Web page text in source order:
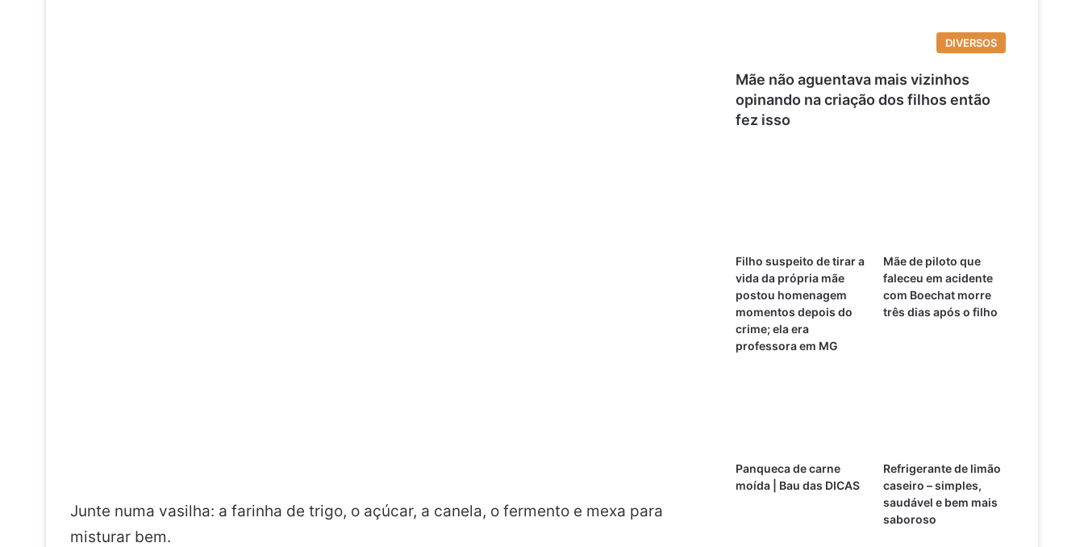
Junte numa vasilha: a farinha de trigo, o açúcar, a canela, o fermento e mexa para
misturar bem.
DIVERSOS
Mãe não aguentava mais vizinhos
opinando na criação dos filhos então
fez isso
Filho suspeito de tirar a
vida da própria mãe
postou homenagem
momentos depois do
crime; ela era
professora em MG
Mãe de piloto que
faleceu em acidente
com Boechat morre
três dias após o filho
Panqueca de carne
moída | Bau das DICAS
Refrigerante de limão
caseiro – simples,
saudável e bem mais
saboroso